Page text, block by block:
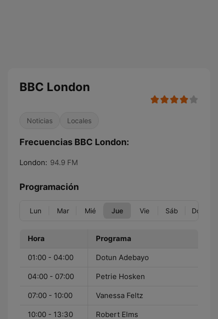
BBC London
Noticias Locales
Frecuencias BBC London:
London: 94.9 FM
Programación
Lun Mar Mié Jue Vie Sáb Dom
Hora Programa
01:00 - 04:00 Dotun Adebayo
04:00 - 07:00 Petrie Hosken
07:00 - 10:00 Vanessa Feltz
10:00 - 13:30 Robert Elms